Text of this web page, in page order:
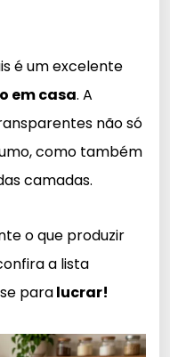
é um excelente
em casa. A
não só
como também
camadas.
o que produzir
a lista
paralucrar!